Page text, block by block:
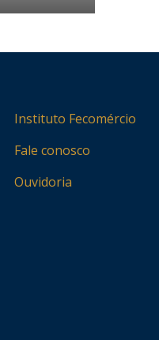
Instituto Fecomércio
Fale conosco
Ouvidoria